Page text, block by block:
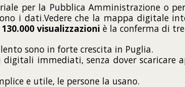
per la Pubblica Amministrazione o
i dati.Vedere che la mappa digitale
130.000 visualizzazioni è la conferma di tre
sono in forte crescita in Puglia.
immediati, senza dover scaricare
e utile, le persone la usano.